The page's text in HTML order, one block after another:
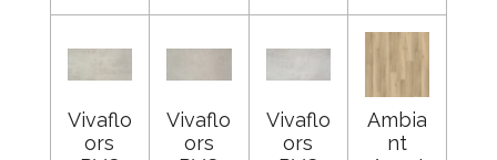
Vivaflo
ors
Vivaflo
ors
Vivaflo
ors
Ambia
nt